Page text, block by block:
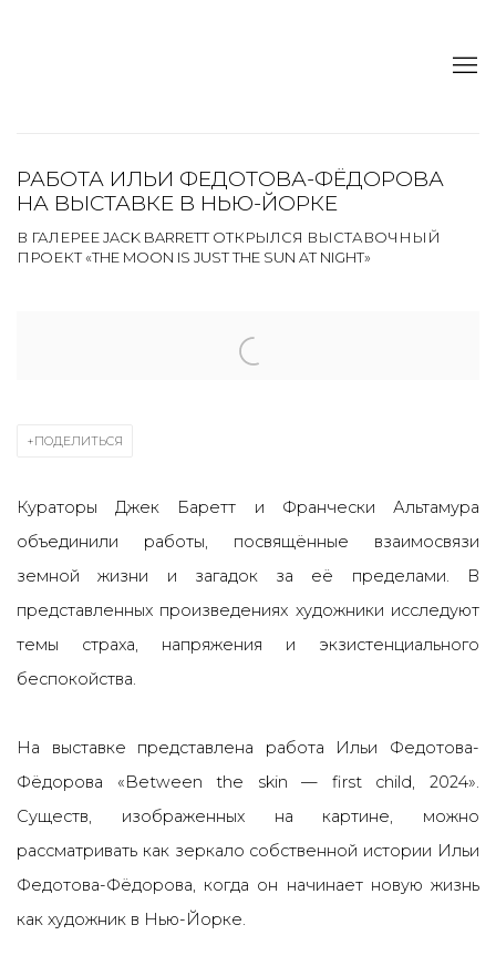
РАБОТА ИЛЬИ ФЕДОТОВА-ФЁДОРОВА
НА ВЫСТАВКЕ В НЬЮ-ЙОРКЕ
В ГАЛЕРЕЕ JACK BARRETT ОТКРЫЛСЯ ВЫСТАВОЧНЫЙ
ПРОЕКТ «THE MOON IS JUST THE SUN AT NIGHT»
ПОДЕЛИТЬСЯ
Кураторы Джек Баретт и Франчески Альтамура
объединили работы, посвящённые взаимосвязи
земной жизни и загадок за её пределами. В
представленных произведениях художники исследуют
темы страха, напряжения и экзистенциального
беспокойства.
На выставке представлена работа Ильи Федотова-
Фёдорова «Between the skin— first child, 2024».
Существ, изображенных на картине, можно
рассматривать как зеркало собственной истории Ильи
Федотова-Фёдорова, когда он начинает новую жизнь
как художник в Нью-Йорке.